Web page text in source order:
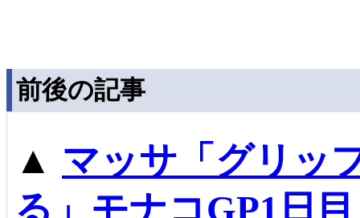
前後の記事
▲ マッサ「グリッ
る」モナコGP1日目